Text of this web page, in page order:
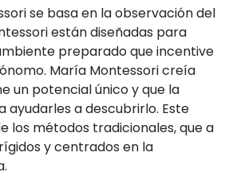
se basa en la observación del
están diseñadas para
preparado que incentive
María Montessori creía
un potencial único y que la
ayudarles a descubrirlo. Este
los métodos tradicionales, que a
y centrados en la